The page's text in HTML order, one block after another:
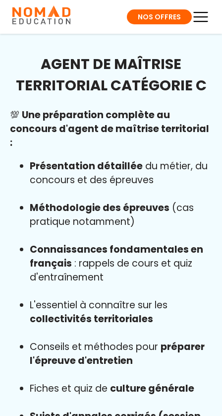
NOS OFFRES
AGENT DE MAÎTRISE
TERRITORIAL CATÉGORIE C
💯 Une préparation complète au
concours d'agent de maîtrise territorial
:
Présentation détaillée du métier, du
concours et des épreuves
Méthodologie des épreuves (cas
pratique notamment)
Connaissances fondamentales en
français : rappels de cours et quiz
d'entraînement
L'essentiel à connaître sur les
collectivités territoriales
Conseils et méthodes pour préparer
l'épreuve d'entretien
Fiches et quiz de culture générale